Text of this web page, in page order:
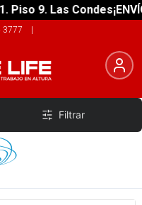
Piso 9. Las Condes
3777 |
Filtrar